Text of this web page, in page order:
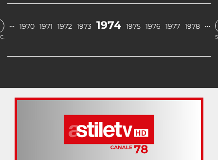
… 1970 1971 1972 1973 1974 1975 1976 1977 1978 …